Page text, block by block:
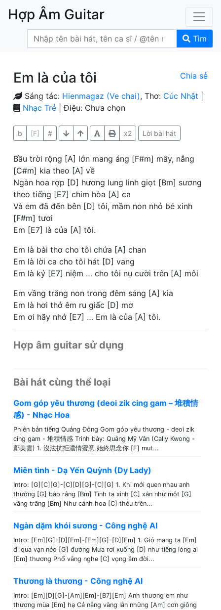
Hợp Âm Guitar
Tìm
Em là của tôi Chia sẻ
Sáng tác: Hienmagaz (Ve chai), Thơ: Cúc Nhật
Nhạc Trẻ | Điệu: Chưa chọn
b [F] # x2 Lời bài hát
Bầu trời rộng [A] lớn mang áng [F#m] mây, nắng
[C#m] kia theo [A] về
Ngàn hoa rợp [D] hương lung linh giọt [Bm] sương
theo tiếng [E7] chim hòa [A] ca
Và em đã đến bên [D] tôi, mầm non nhỏ bé xinh
[F#m] tươi
Em [E7] là của [A] tôi.
Em là bài thơ cho tôi chứa [A] chan
Em là lời ca cho tôi hát [D] vang
Em là kỷ [E7] niệm … cho tôi nụ cười trên [A] môi
Em vầng trăng non trong đêm sáng [A] kia
Em là hơi thở êm ru giấc [D] mơ
Em ơi hãy nhớ [E7] … Em là của [A] tôi.
Hợp âm guitar sử dụng
Bài hát cùng thể loại
Gom góp yêu thương (deoi zik cing gam – 堆積情
感) - Nhạc Hoa
Phiên bản tiếng Quảng Đông Gom góp yêu thương - deoi zik
cing gam - 堆積情感 Trình bày: Quảng Mỹ Vân (Cally Kwong -
鄺美雲) 1. 沒法抗拒濃情蜜意 始終思念你 [F] mut...
Miên tình - Dạ Yến Quỳnh (Dy Lady)
Intro: [G][C][G]-[C][D][G]-[C][G] 1. Khi mới quen nhau anh
thường [G] bảo rằng [Bm] Tình ta xinh [C] xắn như một [G]
vầng trăng [Bm] Như cánh hoa [C] thêu trên...
Ngàn dặm khói sương - Công nghệ AI
Intro: [Em][G]-[D][Em]-[Em][G]-[D][Em] 1. Gió mang ta [Em]
đi qua vạn nẻo [G] đường Mưa rơi xuống [D] như tiếng lòng ai
[Em] thương Phố vắng nghe [C] vọng âm đời...
Thương là thương - Công nghệ AI
Intro: [Em][D][G]-[Am][Em]-[B7][Em] Anh thương em như
thương mùa [Em] hạ Cả nắng vàng lẫn những [Am] cơn giông